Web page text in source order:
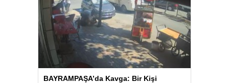
BAYRAMPAŞA’da Kavga: Bir Kişi